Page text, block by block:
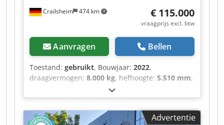
Hydraulische olie 115 liter ・
Brandstoftankinhoud 63 liter ・Geluidsniveau in
de cabine (LpA) 76 dB ・Omgevingsgeluid (LwA)
104 dB Crsdpsztglkofx Aizjf ・Trillingsbelasting
hand/arm < 2,50 m/s² ・Stuurwielen
(voor/achter) 2/2 ・Aandrijfwielen (voor/achter)
2/2 ・
Veiligheids-/veiligheidscabinegoedkeuringsnorm
EN 15000 / Cabine ROPS - FOPS niveau 1 ・
Bestuurt JSM
Crailsheim 474 km € 115.000
vraagprijs excl. btw
Aanvragen Bellen
Toestand: gebruikt, Bouwjaar: 2022,
draagvermogen: 8.000 kg, hefhoogte: 5.510 mm,
5.700 mm, · Dubbele
pedaalbediening voor vooruit en achteruit ·
hydrostatisch remmen Joysticks geïntegreerd in
de armsteun · Anti-reflectiedisplay metAdvertentie